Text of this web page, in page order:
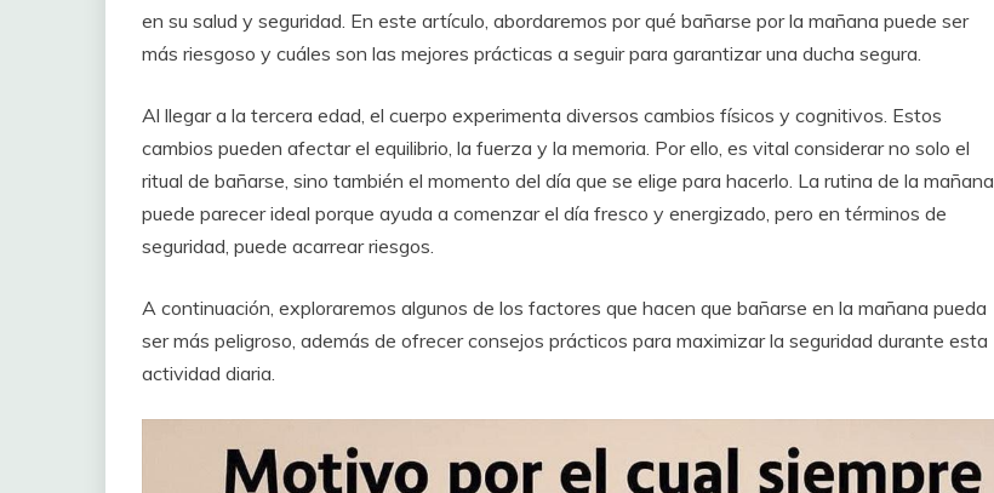
en su salud y seguridad. En este artículo, abordaremos por qué bañarse por la mañana puede ser
más riesgoso y cuáles son las mejores prácticas a seguir para garantizar una ducha segura.
Al llegar a la tercera edad, el cuerpo experimenta diversos cambios físicos y cognitivos. Estos
cambios pueden afectar el equilibrio, la fuerza y la memoria. Por ello, es vital considerar no solo el
ritual de bañarse, sino también el momento del día que se elige para hacerlo. La rutina de la mañana
puede parecer ideal porque ayuda a comenzar el día fresco y energizado, pero en términos de
seguridad, puede acarrear riesgos.
A continuación, exploraremos algunos de los factores que hacen que bañarse en la mañana pueda
ser más peligroso, además de ofrecer consejos prácticos para maximizar la seguridad durante esta
actividad diaria.